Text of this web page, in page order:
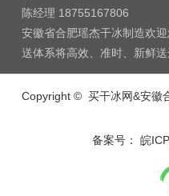
陈经理 18755167806
安徽省合肥瑶杰干冰制造欢
送体系将高效、准时、新鲜送
Copyright © 买干冰网&安徽
备案号： 皖